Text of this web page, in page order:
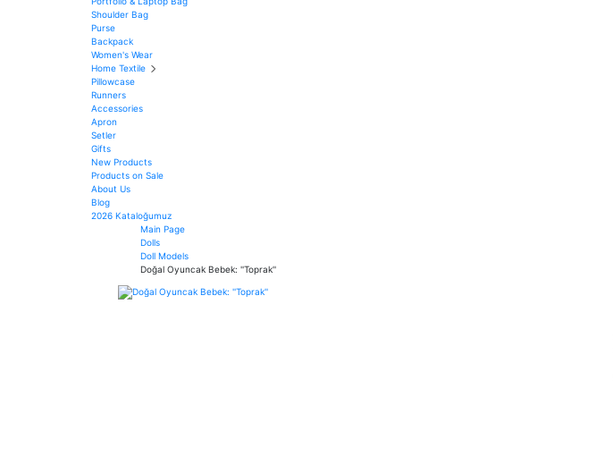
Shoulder Bag
Purse
Backpack
Women's Wear
Home Textile
Pillowcase
Runners
Accessories
Apron
Setler
Gifts
New Products
Products on Sale
About Us
Blog
2026 Kataloğumuz
Main Page
Dolls
Doll Models
Doğal Oyuncak Bebek: ''Toprak''